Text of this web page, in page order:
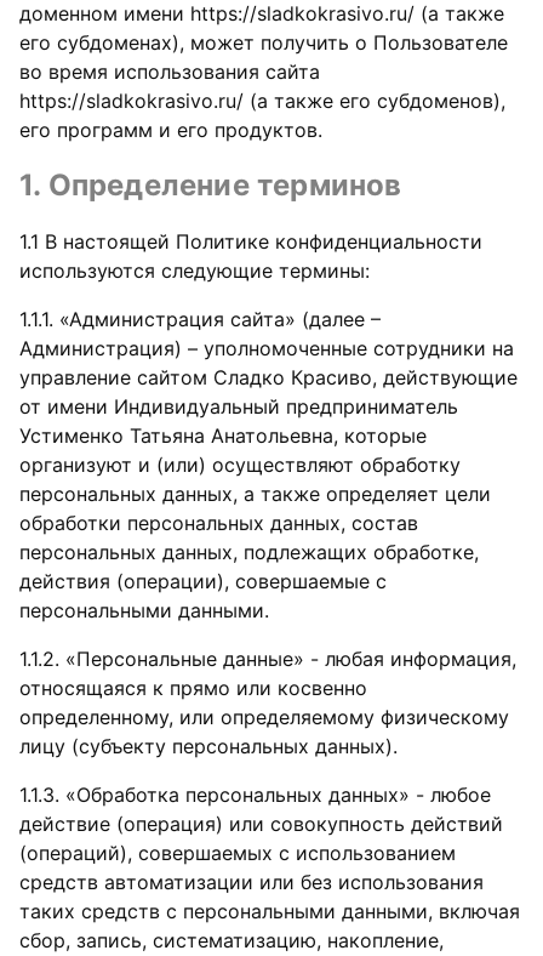
доменном имени https://sladkokrasivo.ru/ (а также
его субдоменах), может получить о Пользователе
во время использования сайта
https://sladkokrasivo.ru/ (а также его субдоменов),
его программ и его продуктов.
1. Определение терминов
1.1 В настоящей Политике конфиденциальности
используются следующие термины:
1.1.1. «Администрация сайта» (далее –
Администрация) – уполномоченные сотрудники на
управление сайтом Сладко Красиво, действующие
от имени Индивидуальный предприниматель
Устименко Татьяна Анатольевна, которые
организуют и (или) осуществляют обработку
персональных данных, а также определяет цели
обработки персональных данных, состав
персональных данных, подлежащих обработке,
действия (операции), совершаемые с
персональными данными.
1.1.2. «Персональные данные» - любая информация,
относящаяся к прямо или косвенно
определенному, или определяемому физическому
лицу (субъекту персональных данных).
1.1.3. «Обработка персональных данных» - любое
действие (операция) или совокупность действий
(операций), совершаемых с использованием
средств автоматизации или без использования
таких средств с персональными данными, включая
сбор, запись, систематизацию, накопление,